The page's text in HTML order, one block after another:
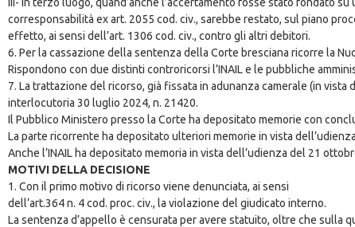
corresponsabilità ex art. 2055 cod. civ., sarebbe restato, sul piano
effetto, ai sensi dell’art. 1306 cod. civ., contro gli altri debitori.
6. Per la cassazione della sentenza della Corte bresciana ricorre la
Rispondono con due distinti controricorsi l’INAIL e le pubbliche
7. La trattazione del ricorso, già fissata in adunanza camerale (in
interlocutoria 30 luglio 2024, n. 21420.
Il Pubblico Ministero presso la Corte ha depositato memorie con
La parte ricorrente ha depositato ulteriori memorie in vista
Anche l’INAIL ha depositato memoria in vista dell’udienza del 21
MOTIVI DELLA DECISIONE
1. Con il primo motivo di ricorso viene denunciata, ai sensi
dell’art.364 n. 4 cod. proc. civ., la violazione del giudicato interno.
La sentenza d’appello è censurata per avere statuito, oltre che